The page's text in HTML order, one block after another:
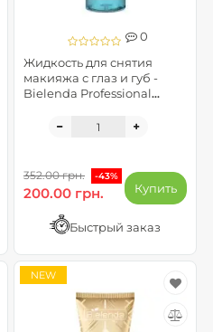
0
Жидкость для снятия
макияжа с глаз и губ -
Bielenda Professional
352.00 грн. -43%
200.00 грн. Купить
Быстрый заказ
NEW